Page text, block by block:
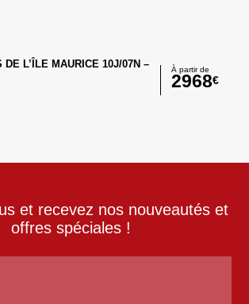
DE L’ÎLE MAURICE 10J/07N –
À partir de
2968€
et recevez nos nouveautés et
offres spéciales !